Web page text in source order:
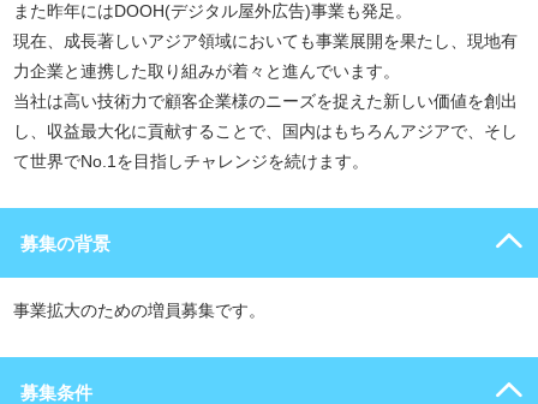
また昨年にはDOOH(デジタル屋外広告)事業も発足。
現在、成長著しいアジア領域においても事業展開を果たし、現地有
力企業と連携した取り組みが着々と進んでいます。
当社は高い技術力で顧客企業様のニーズを捉えた新しい価値を創出
し、収益最大化に貢献することで、国内はもちろんアジアで、そし
て世界でNo.1を目指しチャレンジを続けます。
募集の背景
事業拡大のための増員募集です。
募集条件